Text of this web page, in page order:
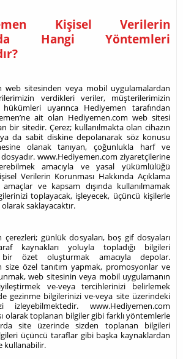
Kişisel Verilerin
Hangi Yöntemleri
web sitesinden veya mobil uygulamalardan
verdikleri veriler, müşterilerimizin
uyarınca Hediyemen tarafından
ait olan Hediyemen.com web sitesi
bir sitedir. Çerez; kullanılmakta olan cihazın
ya da sabit diskine depolanarak söz konusu
olanak tanıyan, çoğunlukla harf ve
www.Hediyemen.com ziyaretçilerine
amacıyla ve yasal yükümlülüğü
Verilerin Korunması Hakkında Açıklama
ve kapsam dışında kullanılmamak
toplayacak, işleyecek, üçüncü kişilerle
saklayacaktır.
çerezleri; günlük dosyaları, boş gif dosyaları
kaynakları yoluyla topladığı bilgileri
özet oluşturmak amacıyla depolar.
size özel tanıtım yapmak, promosyonlar ve
web sitesinin veya mobil uygulamanın
ve-veya tercihlerinizi belirlemek
gezinme bilgilerinizi ve-veya site üzerindeki
izleyebilmektedir. www.Hediyemen.com
olarak toplanan bilgiler gibi farklı yöntemlerle
site üzerinde sizden toplanan bilgileri
üçüncü taraflar gibi başka kaynaklardan
kullanabilir.